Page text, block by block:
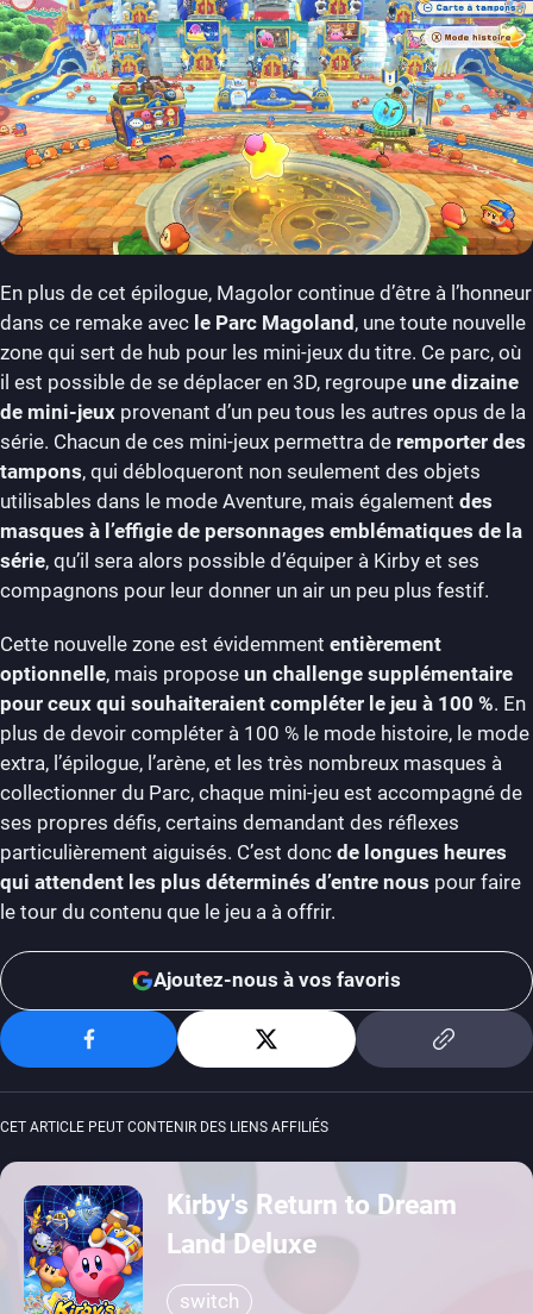
En plus de cet épilogue, Magolor continue d’être à l’honneur
dans ce remake avec le Parc Magoland, une toute nouvelle
zone qui sert de hub pour les mini-jeux du titre. Ce parc, où
il est possible de se déplacer en 3D, regroupe une dizaine
de mini-jeux provenant d’un peu tous les autres opus de la
série. Chacun de ces mini-jeux permettra de remporter des
tampons, qui débloqueront non seulement des objets
utilisables dans le mode Aventure, mais également des
masques à l’effigie de personnages emblématiques de la
série, qu’il sera alors possible d’équiper à Kirby et ses
compagnons pour leur donner un air un peu plus festif.
Cette nouvelle zone est évidemment entièrement
optionnelle, mais propose un challenge supplémentaire
pour ceux qui souhaiteraient compléter le jeu à 100 %. En
plus de devoir compléter à 100 % le mode histoire, le mode
extra, l’épilogue, l’arène, et les très nombreux masques à
collectionner du Parc, chaque mini-jeu est accompagné de
ses propres défis, certains demandant des réflexes
particulièrement aiguisés. C’est donc de longues heures
qui attendent les plus déterminés d’entre nous pour faire
le tour du contenu que le jeu a à offrir.
Ajoutez-nous à vos favoris
CET ARTICLE PEUT CONTENIR DES LIENS AFFILIÉS
Kirby's Return to Dream
Land Deluxe
switch